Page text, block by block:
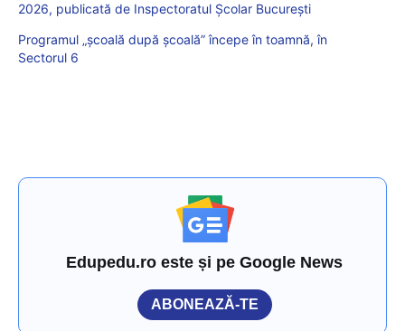
2026, publicată de Inspectoratul Școlar București
Programul „școală după școală” începe în toamnă, în
Sectorul 6
Edupedu.ro este și pe Google News
ABONEAZĂ-TE